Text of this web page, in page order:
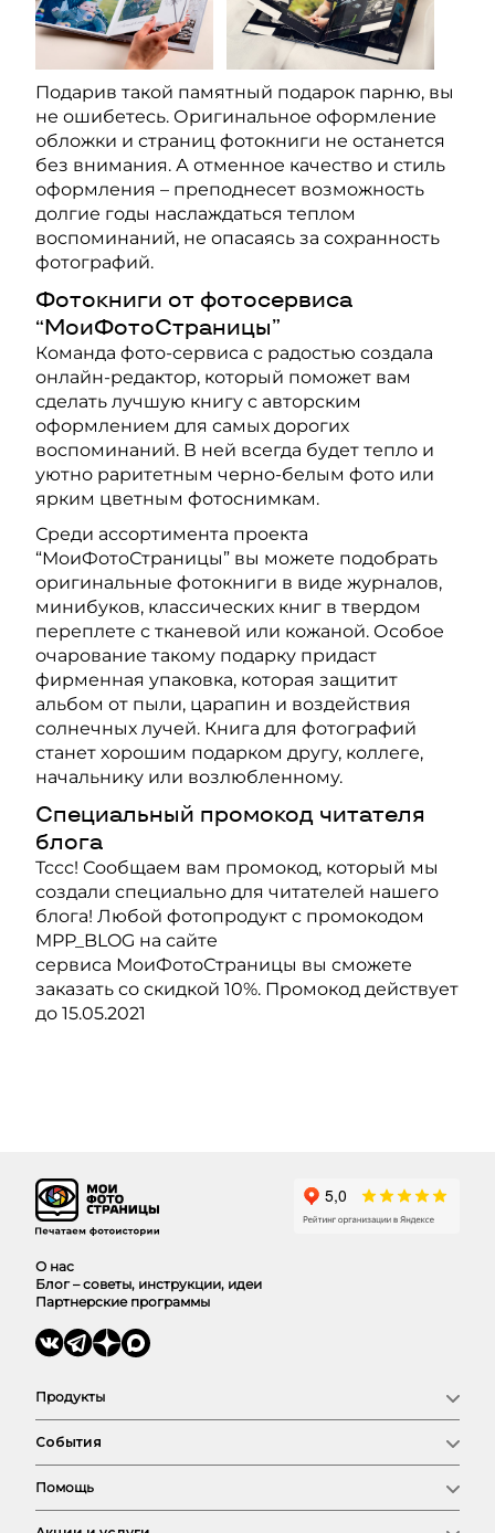
Подарив такой памятный подарок парню, вы
не ошибетесь. Оригинальное оформление
обложки и страниц фотокниги не останется
без внимания. А отменное качество и стиль
оформления – преподнесет возможность
долгие годы наслаждаться теплом
воспоминаний, не опасаясь за сохранность
фотографий.
Фотокниги от фотосервиса
“МоиФотоСтраницы”
Команда фото-сервиса с радостью создала
онлайн-редактор, который поможет вам
сделать лучшую книгу с авторским
оформлением для самых дорогих
воспоминаний. В ней всегда будет тепло и
уютно раритетным черно-белым фото или
ярким цветным фотоснимкам.
Среди ассортимента проекта
“МоиФотоСтраницы” вы можете подобрать
оригинальные фотокниги в виде журналов,
минибуков, классических книг в твердом
переплете с тканевой или кожаной. Особое
очарование такому подарку придаст
фирменная упаковка, которая защитит
альбом от пыли, царапин и воздействия
солнечных лучей. Книга для фотографий
станет хорошим подарком другу, коллеге,
начальнику или возлюбленному.
Специальный промокод читателя
блога
Тссс! Сообщаем вам промокод, который мы
создали специально для читателей нашего
блога! Любой фотопродукт с промокодом
MPP_BLOG на сайте
сервиса МоиФотоСтраницы вы сможете
заказать со скидкой 10%. Промокод действует
до 15.05.2021
О нас
Блог – советы, инструкции, идеи
Партнерские программы
Продукты
Фото
Календари
Выпускные
Сертификат
Магазин
События
Семья
Любовь
Детские
Помощь